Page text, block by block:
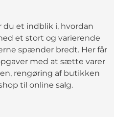
du et indblik i, hvordan
et stort og varierende
spænder bredt. Her får
med at sætte varer
rengøring af butikken
til online salg.